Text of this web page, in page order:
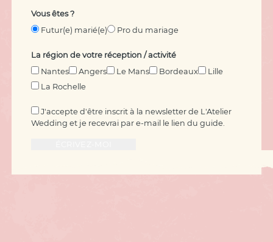
Vous êtes ?
Futur(e) marié(e)
Pro du mariage
La région de votre réception / activité
Nantes
Angers Le Mans Bordeaux
Lille
La Rochelle
J'accepte d'être inscrit à la newsletter de L'Atelier
Wedding et je recevrai par e-mail le lien du guide.